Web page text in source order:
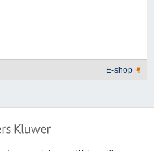
E-shop